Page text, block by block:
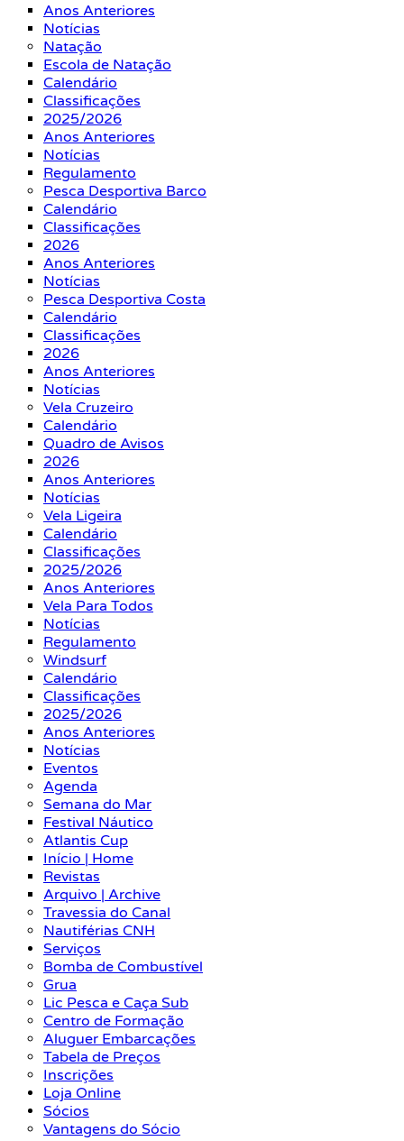
Anos Anteriores
Notícias
Natação
Escola de Natação
Calendário
Classificações
2025/2026
Anos Anteriores
Notícias
Regulamento
Pesca Desportiva Barco
Calendário
Classificações
2026
Anos Anteriores
Notícias
Pesca Desportiva Costa
Calendário
Classificações
2026
Anos Anteriores
Notícias
Vela Cruzeiro
Calendário
Quadro de Avisos
2026
Anos Anteriores
Notícias
Vela Ligeira
Calendário
Classificações
2025/2026
Anos Anteriores
Vela Para Todos
Notícias
Regulamento
Windsurf
Calendário
Classificações
2025/2026
Anos Anteriores
Notícias
Eventos
Agenda
Semana do Mar
Festival Náutico
Atlantis Cup
Início | Home
Revistas
Arquivo | Archive
Travessia do Canal
Nautiférias CNH
Serviços
Bomba de Combustível
Grua
Lic Pesca e Caça Sub
Centro de Formação
Aluguer Embarcações
Tabela de Preços
Inscrições
Loja Online
Sócios
Vantagens do Sócio